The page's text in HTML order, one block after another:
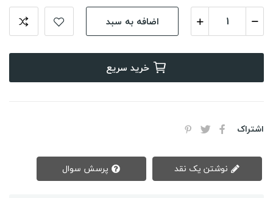
اضافه به سبد
خرید سریع
اشتراک